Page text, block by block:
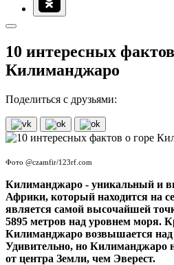
10 интересных
Килиманджаро
Поделиться с друзьями:
Фото @czamfir/123rf.com
Килиманджаро - уникальный и
Африки, который находится на
является самой высочайшей
5895 метров над уровнем моря.
Килиманджаро возвышается
Удивительно, но Килиманджаро
от центра Земли, чем Эверест.